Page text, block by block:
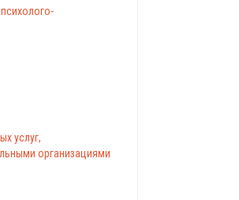
услуг,
организациями